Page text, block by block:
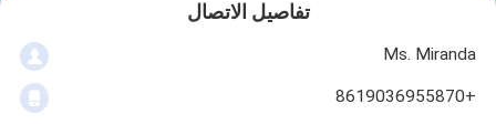
تفاصيل الاتصال
Ms. Miranda
+8619036955870